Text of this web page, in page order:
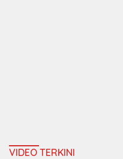
VIDEO TERKINI